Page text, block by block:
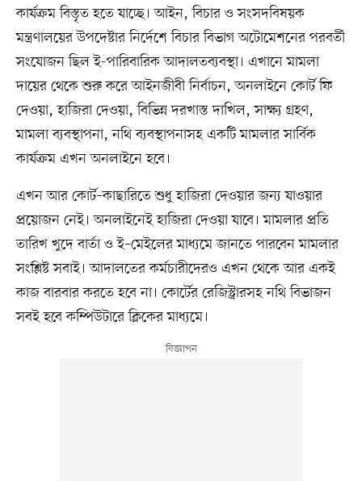
কার্যক্রম বিস্তৃত হতে যাচ্ছে। আইন, বিচার ও সংসদবিষয়ক
মন্ত্রণালয়ের উপদেষ্টার নির্দেশে বিচার বিভাগ অটোমেশনের পরবর্তী
সংযোজন ছিল ই-পারিবারিক আদালতব্যবস্থা। এখানে মামলা
দায়ের থেকে শুরু করে আইনজীবী নির্বাচন, অনলাইনে কোর্ট ফি
দেওয়া, হাজিরা দেওয়া, বিভিন্ন দরখাস্ত দাখিল, সাক্ষ্য গ্রহণ,
মামলা ব্যবস্থাপনা, নথি ব্যবস্থাপনাসহ একটি মামলার সার্বিক
কার্যক্রম এখন অনলাইনে হবে।
এখন আর কোর্ট–কাছারিতে শুধু হাজিরা দেওয়ার জন্য যাওয়ার
প্রয়োজন নেই। অনলাইনেই হাজিরা দেওয়া যাবে। মামলার প্রতি
তারিখ খুদে বার্তা ও ই–মেইলের মাধ্যমে জানতে পারবেন মামলার
সংশ্লিষ্ট সবাই। আদালতের কর্মচারীদেরও এখন থেকে আর একই
কাজ বারবার করতে হবে না। কোর্টের রেজিস্ট্রারসহ নথি বিভাজন
সবই হবে কম্পিউটারে ক্লিকের মাধ্যমে।